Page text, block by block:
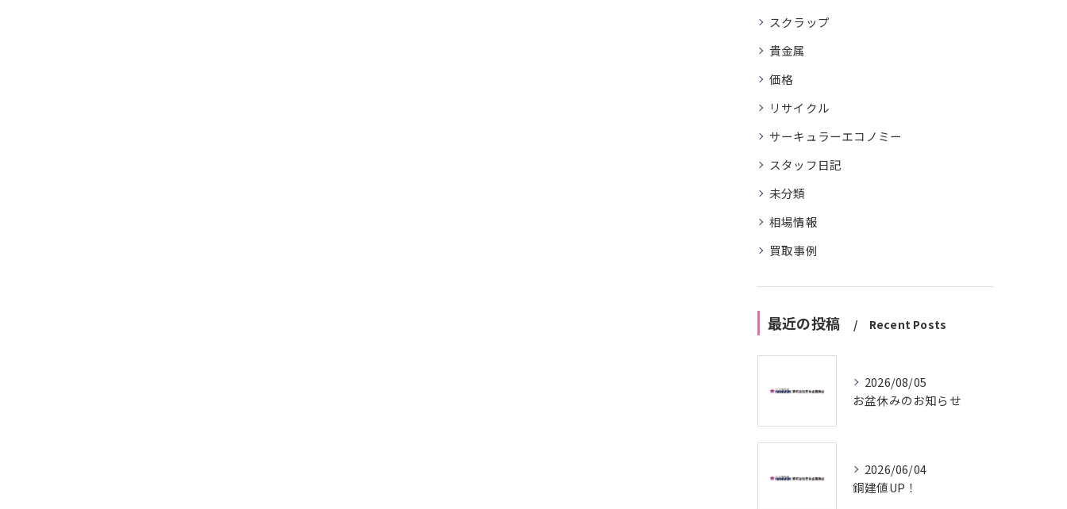
スクラップ
貴金属
価格
リサイクル
サーキュラーエコノミー
スタッフ日記
未分類
相場情報
買取事例
最近の投稿 Recent Posts
2026/08/05
お盆休みのお知らせ
2026/06/04
銅建値UP！